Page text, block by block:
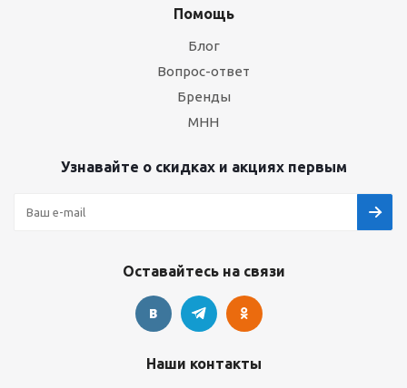
Помощь
Блог
Вопрос-ответ
Бренды
МНН
Узнавайте о скидках и акциях первым
Оставайтесь на связи
Наши контакты